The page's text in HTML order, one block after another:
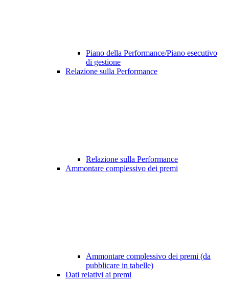
Piano della Performance/Piano esecutivo
di gestione
Relazione sulla Performance
Relazione sulla Performance
Ammontare complessivo dei premi
Ammontare complessivo dei premi (da
pubblicare in tabelle)
Dati relativi ai premi